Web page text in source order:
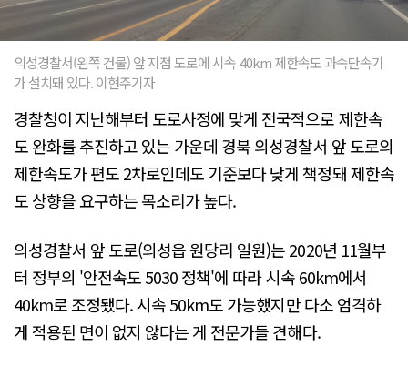
의성경찰서(왼쪽 건물) 앞 지점 도로에 시속 40km 제한속도 과속단속기
가 설치돼 있다. 이현주기자
경찰청이 지난해부터 도로사정에 맞게 전국적으로 제한속
도 완화를 추진하고 있는 가운데 경북 의성경찰서 앞 도로의
제한속도가 편도 2차로인데도 기준보다 낮게 책정돼 제한속
도 상향을 요구하는 목소리가 높다.
의성경찰서 앞 도로(의성읍 원당리 일원)는 2020년 11월부
터 정부의 '안전속도 5030 정책'에 따라 시속 60km에서
40km로 조정됐다. 시속 50km도 가능했지만 다소 엄격하
게 적용된 면이 없지 않다는 게 전문가들 견해다.